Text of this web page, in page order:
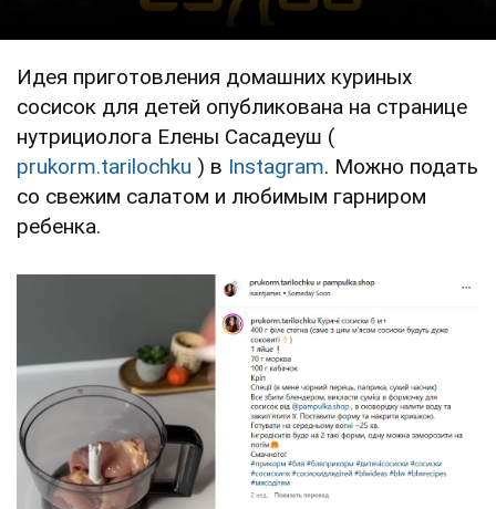
Идея приготовления домашних куриных
сосисок для детей опубликована на странице
нутрициолога Елены Сасадеуш (
prukorm.tarilochku ) в Instagram. Можно подать
со свежим салатом и любимым гарниром
ребенка.